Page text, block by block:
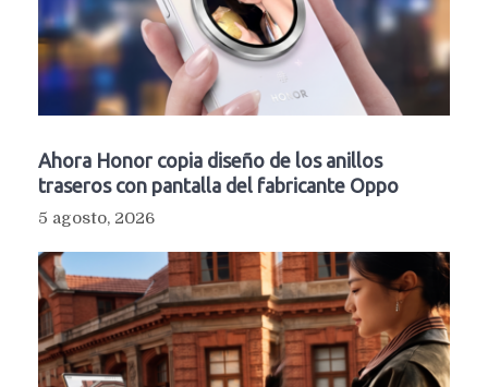
Ahora Honor copia diseño de los anillos
traseros con pantalla del fabricante Oppo
5 agosto, 2026